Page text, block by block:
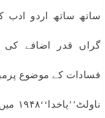
ساتھ ساتھ اردو ادب
گراں قدر اضافے کی
فسادات کے موضوع